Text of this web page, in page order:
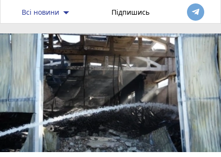
Всі новини Підпишись